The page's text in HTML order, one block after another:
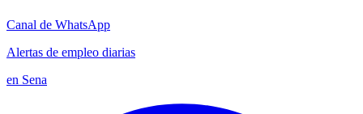
Canal de WhatsApp
Alertas de empleo diarias
en Sena